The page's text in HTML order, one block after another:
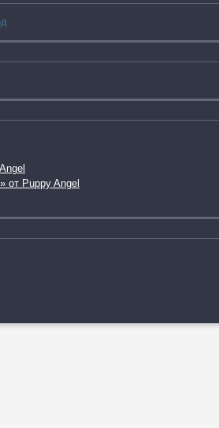
от Puppy Angel